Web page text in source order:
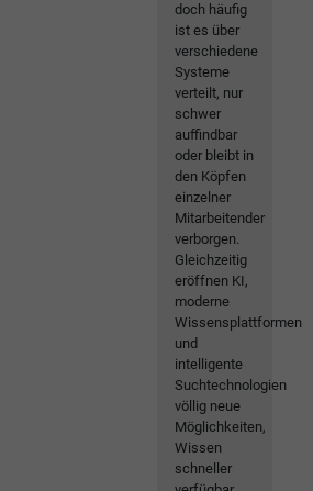
doch häufig
ist es über
verschiedene
Systeme
verteilt, nur
schwer
auffindbar
oder bleibt in
den Köpfen
einzelner
Mitarbeitender
verborgen.
Gleichzeitig
eröffnen KI,
moderne
Wissensplattformen
und
intelligente
Suchtechnologien
völlig neue
Möglichkeiten,
Wissen
schneller